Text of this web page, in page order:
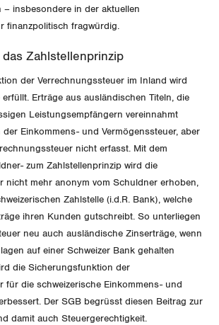
WERDEN
Kommission
– insbesondere in der aktuellen
finanzpolitisch fragwürdig.
Zahlstellenprinzip
der Verrechnungssteuer im Inland wird
Erträge aus ausländischen Titeln, die
Leistungsempfängern vereinnahmt
Einkommens- und Vermögenssteuer, aber
nicht erfasst. Mit dem
zum Zahlstellenprinzip wird die
nicht mehr anonym vom Schuldner erhoben,
Zahlstelle (i.d.R. Bank), welche
ihren Kunden gutschreibt. So unterliegen
neu auch ausländische Zinserträge, wenn
auf einer Schweizer Bank gehalten
die Sicherungsfunktion der
für die schweizerische Einkommens- und
Der SGB begrüsst diesen Beitrag zur
damit auch Steuergerechtigkeit.